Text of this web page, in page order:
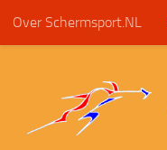
Doorgaan naar inhoud
Over Schermsport.NL